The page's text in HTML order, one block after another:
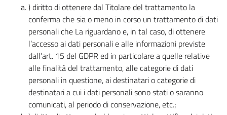
) diritto di ottenere dal Titolare del trattamento la
conferma che sia o meno in corso un trattamento di dati
personali che La riguardano e, in tal caso, di ottenere
l’accesso ai dati personali e alle informazioni previste
dall’art. 15 del GDPR ed in particolare a quelle relative
alle finalità del trattamento, alle categorie di dati
personali in questione, ai destinatari o categorie di
destinatari a cui i dati personali sono stati o saranno
comunicati, al periodo di conservazione, etc.;